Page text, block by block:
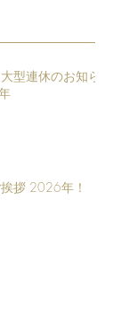
型連休のお知ら
拶 2026年！